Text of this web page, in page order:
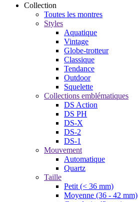
Collection
Toutes les montres
Styles
Aquatique
Vintage
Globe-trotteur
Classique
Tendance
Outdoor
Squelette
Collections emblématiques
DS Action
DS PH
DS-X
DS-2
DS-1
Mouvement
Automatique
Quartz
Taille
Petit (< 36 mm)
Moyenne (36 - 42 mm)